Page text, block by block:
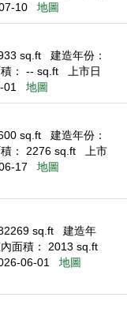
10
地圖
sq.ft
建造年份：
： -- sq.ft
上市日
地圖
sq.ft
建造年份：
： 2276 sq.ft
上市
17
地圖
sq.ft
建造年
面積： 2013 sq.ft
06-01
地圖